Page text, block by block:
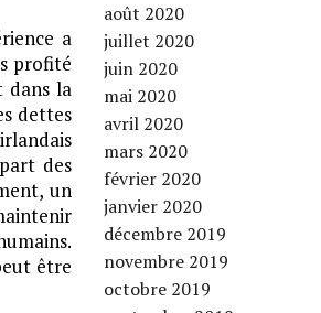
a
profité
dans la
dettes
des
un
être
août 2020
juillet 2020
juin 2020
mai 2020
avril 2020
mars 2020
février 2020
janvier 2020
décembre 2019
novembre 2019
octobre 2019